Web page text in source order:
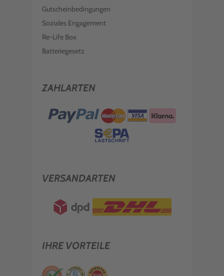
Gutscheinbedingungen
Soziales Engagement
Re-Life Box
Batteriegesetz
ZAHLARTEN
VERSANDARTEN
IHRE VORTEILE